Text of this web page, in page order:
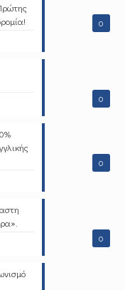
0
0
0
0